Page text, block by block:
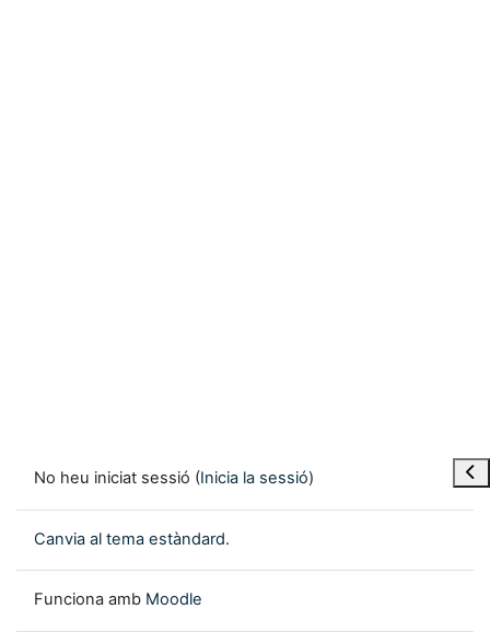
No heu iniciat sessió (Inicia la sessió)
Canvia al tema estàndard.
Funciona amb Moodle